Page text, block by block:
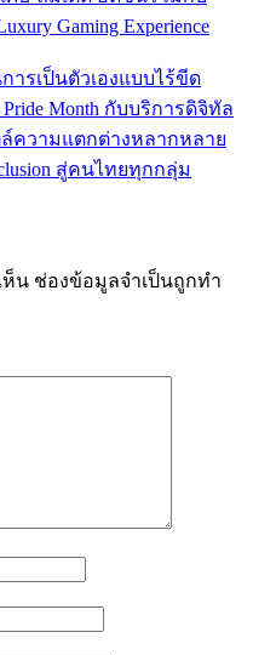
Gaming Experience
ารเป็นตัวเองแบบไร้ขีด
Pride Month กับบริการดิจิทัล
ความแตกต่างหลากหลาย
สู่คนไทยทุกกลุ่ม
ห็น ช่องข้อมูลจำเป็นถูกทำ